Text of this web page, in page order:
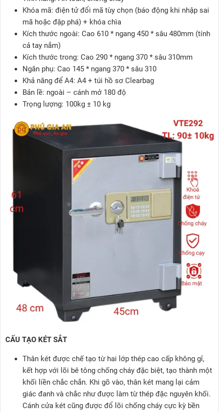
Khóa mã: điện tử đổi mã tùy chọn (báo động khi nhập sai
mã hoặc đập phá) + khóa chìa
Kích thước ngoài: Cao 610 * ngang 450 * sâu 480mm (tính
cả tay nắm)
Kích thước trong: Cao 290 * ngang 370 * sâu 310mm
Ngăn phụ: Cao 145 * ngang 370 * sâu 310
Khả năng để A4: A4 + túi hồ sơ Clearbag
Bản lề: ngoài – cánh mở 180 độ
Trọng lượng: 100kg ± 10 kg
CẤU TẠO KÉT SẮT
Thân két được chế tạo từ hai lớp thép cao cấp không gỉ,
kết hợp với lõi bê tông chống cháy đặc biệt, tạo thành một
khối liền chắc chắn. Khi gõ vào, thân két mang lại cảm
giác đanh và chắc như được làm từ thép đặc nguyên khối.
Cánh cửa két cũng được đổ lõi chống cháy cực kỳ bền